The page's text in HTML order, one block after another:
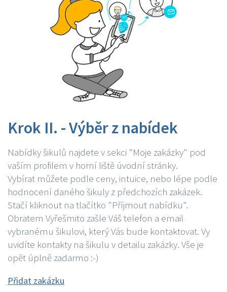
Krok II. - Výběr z nabídek
Nabídky šikulů najdete v sekci "Moje zakázky" pod
vaším profilem v horní liště úvodní stránky.
Vybírat můžete podle ceny, intuice, nebo lépe podle
hodnocení daného šikuly z předchozích zakázek.
Stačí kliknout na tlačítko "Příjmout nabídku".
Obratem Vyřešmito zašle Váš telefon a email
vybranému šikulovi, který Vás bude kontaktovat. Vy
uvidíte kontakty na šikulu v detailu zakázky. Vše je
opět úplně zadarmo :-)
Přidat zakázku